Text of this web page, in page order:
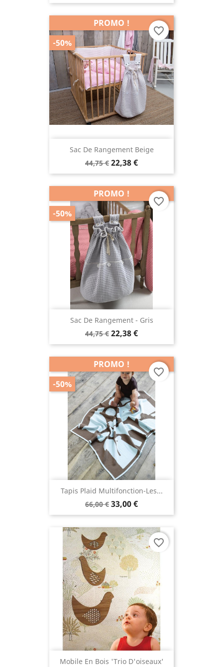
Sac De Rangement Beige
44,75 € 22,38 €
PROMO !
-50%
favorite_border
Sac De Rangement - Gris
44,75 € 22,38 €
PROMO !
-50%
favorite_border
Tapis Plaid Multifonction-Les...
66,00 € 33,00 €
PROMO !
-50%
favorite_border
Mobile En Bois 'trio D'oiseaux'
favorite_border